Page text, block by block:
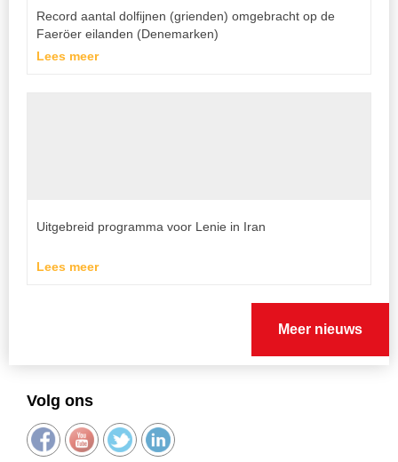
Record aantal dolfijnen (grienden) omgebracht op de
Faeröer eilanden (Denemarken)
Lees meer
Uitgebreid programma voor Lenie in Iran
Lees meer
Meer nieuws
Volg ons